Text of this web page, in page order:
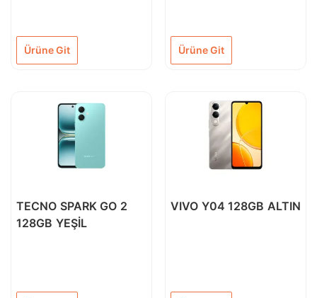
Ürüne Git Ürüne Git
TECNO SPARK GO 2
128GB YEŞİL
VIVO Y04 128GB ALTIN